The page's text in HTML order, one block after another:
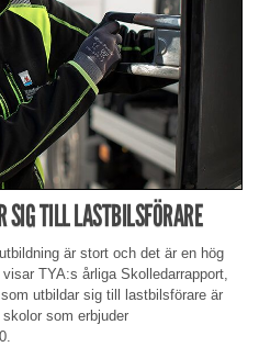
SIG TILL LASTBILSFÖRARE
är stort och det är en hög
TYA:s årliga Skolledarrapport,
utbildar sig till lastbilsförare är
som erbjuder